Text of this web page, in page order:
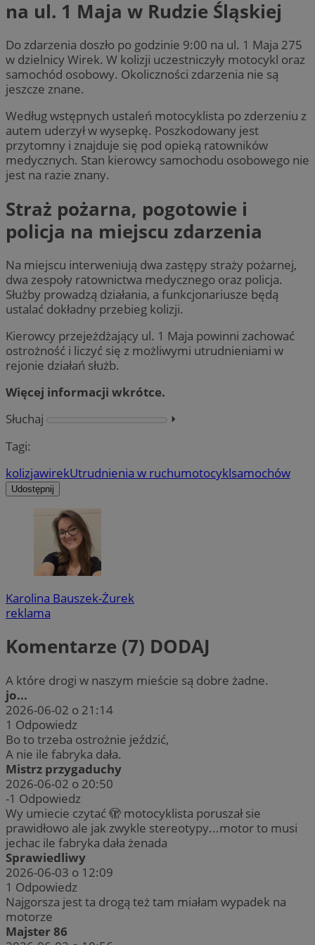
na ul. 1 Maja w Rudzie Śląskiej
Do zdarzenia doszło po godzinie 9:00 na ul. 1 Maja 275
w dzielnicy Wirek. W kolizji uczestniczyły motocykl oraz
samochód osobowy. Okoliczności zdarzenia nie są
jeszcze znane.
Według wstępnych ustaleń motocyklista po zderzeniu z
autem uderzył w wysepkę. Poszkodowany jest
przytomny i znajduje się pod opieką ratowników
medycznych. Stan kierowcy samochodu osobowego nie
jest na razie znany.
Straż pożarna, pogotowie i
policja na miejscu zdarzenia
Na miejscu interweniują dwa zastępy straży pożarnej,
dwa zespoły ratownictwa medycznego oraz policja.
Służby prowadzą działania, a funkcjonariusze będą
ustalać dokładny przebieg kolizji.
Kierowcy przejeżdżający ul. 1 Maja powinni zachować
ostrożność i liczyć się z możliwymi utrudnieniami w
rejonie działań służb.
Więcej informacji wkrótce.
Słuchaj
⏵︎
Tagi:
kolizjawirekUtrudnienia w ruchumotocyklsamochów
Udostępnij
Karolina Bauszek-Żurek
reklama
Komentarze (7) DODAJ
A które drogi w naszym mieście są dobre żadne.
jo...
2026-06-02 o 21:14
1 Odpowiedz
Bo to trzeba ostrożnie jeździć,
A nie ile fabryka dała.
Mistrz przygaduchy
2026-06-02 o 20:50
-1 Odpowiedz
Wy umiecie czytać 🫣 motocyklista poruszał sie
prawidłowo ale jak zwykle stereotypy...motor to musi
jechac ile fabryka dała żenada
Sprawiedliwy
2026-06-03 o 12:09
1 Odpowiedz
Najgorsza jest ta drogą też tam miałam wypadek na
motorze
Majster 86